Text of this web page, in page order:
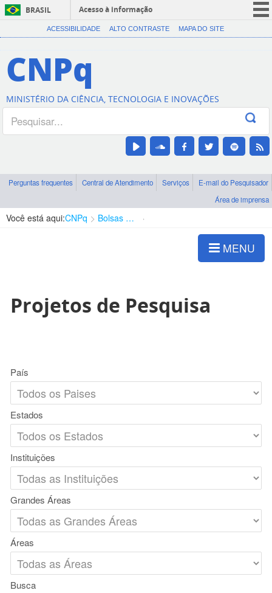
BRASIL
Acesso à informação
CORONAVÍRUS (COVID-19)
Canais
ACESSIBILIDADE ALTO CONTRASTE MAPA DO SITE
CNPq
MINISTÉRIO DA CIÊNCIA, TECNOLOGIA E INOVAÇÕES
Perguntas frequentes Central de Atendimento Serviços
E-mail do Pesquisador
Área de imprensa
Você está aqui:CNPq Bolsas e Auxílios Vigentes
MENU
Projetos de Pesquisa
País
Estados
Instituições
Grandes Áreas
Áreas
Busca